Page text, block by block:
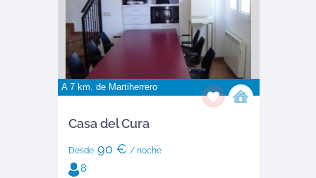
A 7 km. de Martiherrero
Casa del Cura
Desde90 € / noche
8